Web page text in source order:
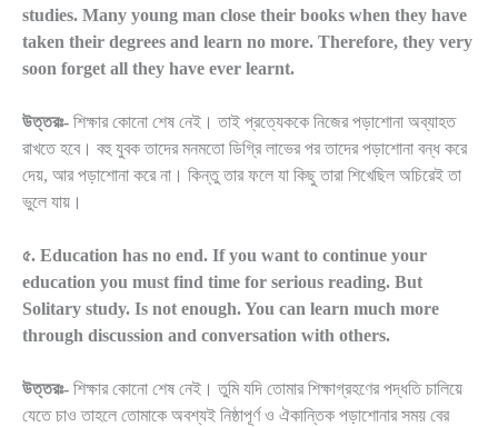
studies. Many young man close their books when they have
taken their degrees and learn no more. Therefore, they very
soon forget all they have ever learnt.
উত্তরঃ- শিক্ষার কোনো শেষ নেই। তাই প্রত্যেককে নিজের পড়াশোনা অব্যাহত
রাখতে হবে। বহু যুবক তাদের মনমতো ডিগ্রি লাভের পর তাদের পড়াশোনা বন্ধ করে
দেয়, আর পড়াশোনা করে না। কিন্তু তার ফলে যা কিছু তারা শিখেছিল অচিরেই তা
ভুলে যায়।
৫. Education has no end. If you want to continue your
education you must find time for serious reading. But
Solitary study. Is not enough. You can learn much more
through discussion and conversation with others.
উত্তরঃ- শিক্ষার কোনো শেষ নেই। তুমি যদি তোমার শিক্ষাগ্রহণের পদ্ধতি চালিয়ে
যেতে চাও তাহলে তোমাকে অবশ্যই নিষ্ঠাপূর্ণ ও ঐকান্তিক পড়াশোনার সময় বের